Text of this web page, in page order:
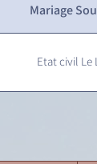
Mariage
Etat civil Le